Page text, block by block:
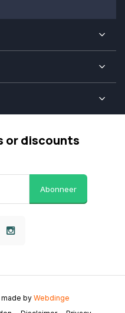
or discounts
Abonneer
by Webdinge